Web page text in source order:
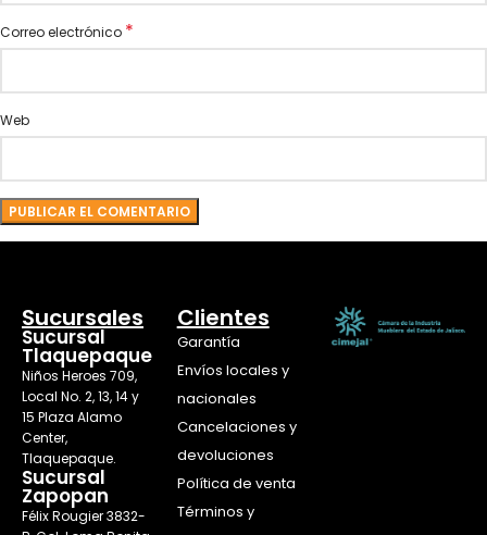
Correo electrónico *
Web
Sucursales
Sucursal
Tlaquepaque
Niños Heroes 709,
Local No. 2, 13, 14 y
15 Plaza Alamo
Center,
Tlaquepaque.
Sucursal
Zapopan
Félix Rougier 3832-
Clientes
Garantía
Envíos locales y
nacionales
Cancelaciones y
devoluciones
Política de venta
Términos y